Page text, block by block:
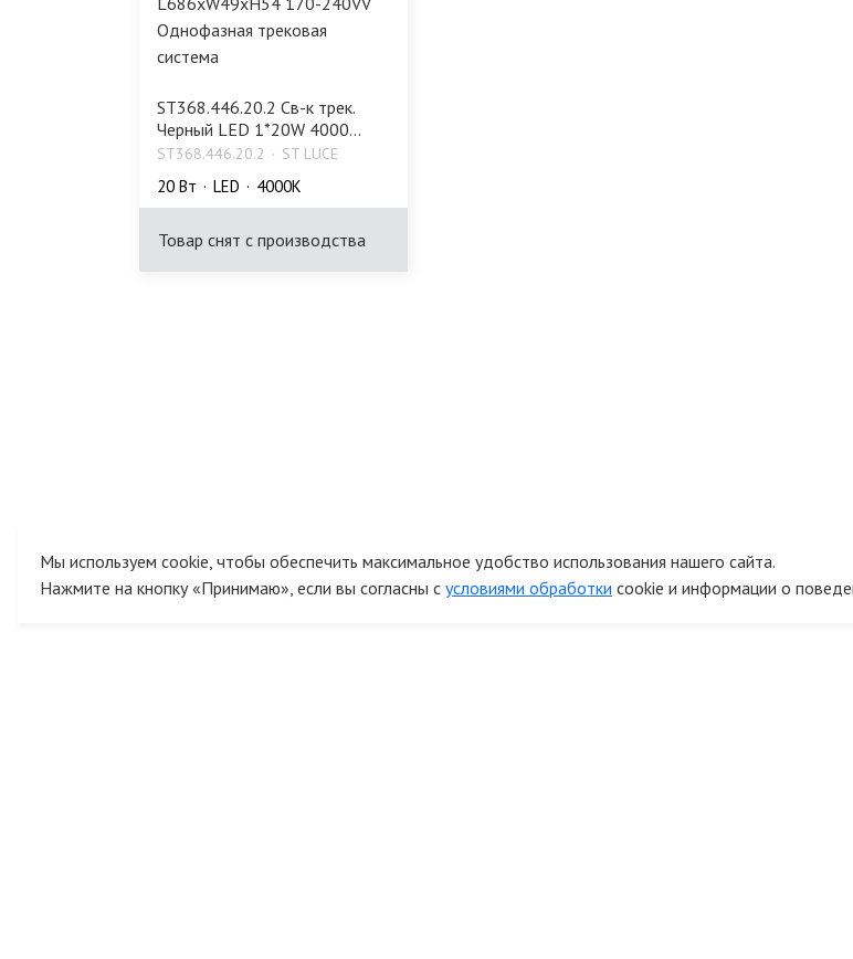
ST368.446.20.2 Св-к трек.
Черный LED 1*20W 4000...
ST368.446.20.2 ST LUCE
20 Bт LED 4000K
Товар снят с производства
Мы используем cookie, чтобы обеспечить максимальное удобство использования нашего сайта.
Нажмите на кнопку «Принимаю», если вы согласны с условиями обработки cookie и информации о